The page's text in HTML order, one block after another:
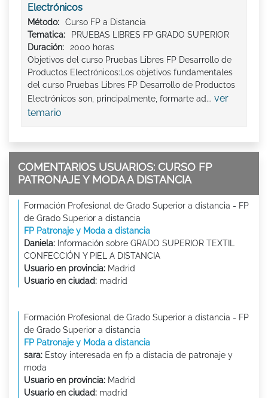
Electrónicos
Método:
Curso FP a Distancia
Tematica:
PRUEBAS LIBRES FP GRADO SUPERIOR
Duración:
2000 horas
Objetivos del curso Pruebas Libres FP Desarrollo de
Productos Electrónicos:Los objetivos fundamentales
del curso Pruebas Libres FP Desarrollo de Productos
Electrónicos son, principalmente, formarte ad... ver
temario
COMENTARIOS USUARIOS: CURSO FP
PATRONAJE Y MODA A DISTANCIA
Formación Profesional de Grado Superior a distancia - FP
de Grado Superior a distancia
FP Patronaje y Moda a distancia
Daniela: Información sobre GRADO SUPERIOR TEXTIL
CONFECCIÓN Y PIEL A DISTANCIA
Usuario en provincia: Madrid
Usuario en ciudad: madrid
Formación Profesional de Grado Superior a distancia - FP
de Grado Superior a distancia
FP Patronaje y Moda a distancia
sara: Estoy interesada en fp a distacia de patronaje y
moda
Usuario en provincia: Madrid
Usuario en ciudad: madrid